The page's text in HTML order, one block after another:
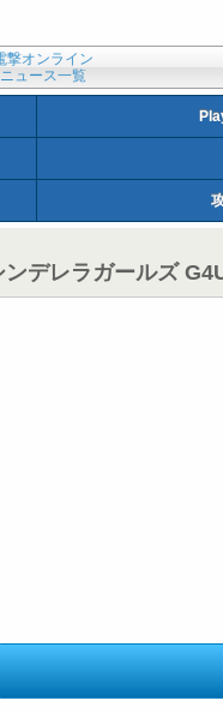
撃オンライン
ニュース一覧
デレラガールズ